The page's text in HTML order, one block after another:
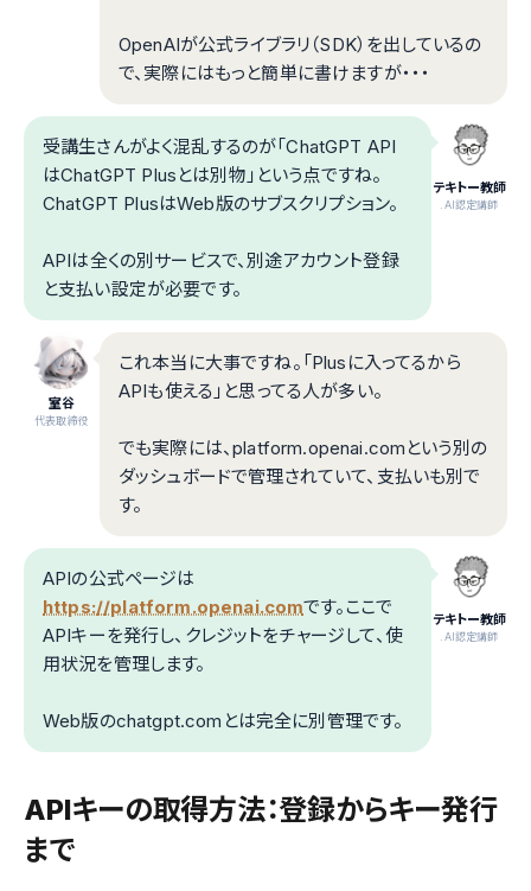
OpenAIが公式ライブラリ（SDK）を出しているの
で、実際にはもっと簡単に書けますが・・・
テキトー教師
.AI認定講師
受講生さんがよく混乱するのが「ChatGPT API
はChatGPT Plusとは別物」という点ですね。
ChatGPT PlusはWeb版のサブスクリプション。
APIは全くの別サービスで、別途アカウント登録
と支払い設定が必要です。
室谷
代表取締役
これ本当に大事ですね。「Plusに入ってるから
APIも使える」と思ってる人が多い。
でも実際には、platform.openai.comという別の
ダッシュボードで管理されていて、支払いも別で
す。
テキトー教師
.AI認定講師
APIの公式ページは
https://platform.openai.comです。ここで
APIキーを発行し、クレジットをチャージして、使
用状況を管理します。
Web版のchatgpt.comとは完全に別管理です。
APIキーの取得方法：登録からキー発行
まで